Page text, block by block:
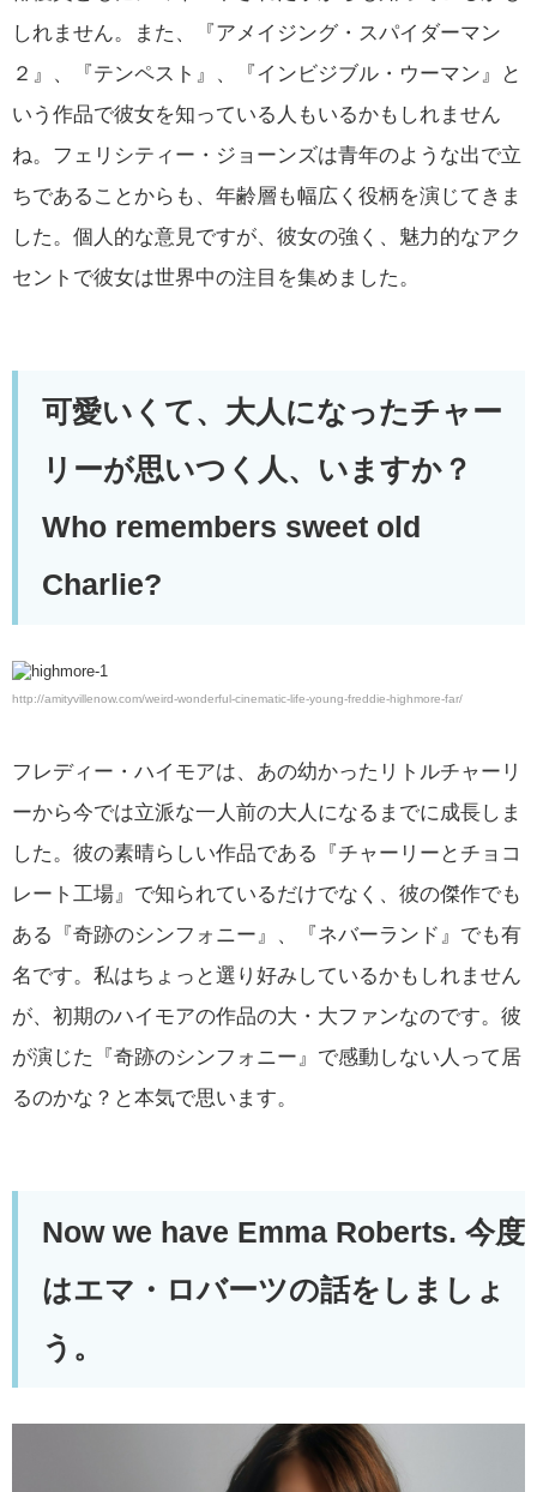
しれません。また、『アメイジング・スパイダーマン
２』、『テンペスト』、『インビジブル・ウーマン』と
いう作品で彼女を知っている人もいるかもしれません
ね。フェリシティー・ジョーンズは青年のような出で立
ちであることからも、年齢層も幅広く役柄を演じてきま
した。個人的な意見ですが、彼女の強く、魅力的なアク
セントで彼女は世界中の注目を集めました。
可愛いくて、大人になったチャー
リーが思いつく人、いますか？
Who remembers sweet old
Charlie?
http://amityvillenow.com/weird-wonderful-cinematic-life-young-freddie-highmore-far/
フレディー・ハイモアは、あの幼かったリトルチャーリ
ーから今では立派な一人前の大人になるまでに成長しま
した。彼の素晴らしい作品である『チャーリーとチョコ
レート工場』で知られているだけでなく、彼の傑作でも
ある『奇跡のシンフォニー』、『ネバーランド』でも有
名です。私はちょっと選り好みしているかもしれません
が、初期のハイモアの作品の大・大ファンなのです。彼
が演じた『奇跡のシンフォニー』で感動しない人って居
るのかな？と本気で思います。
Now we have Emma Roberts. 今度
はエマ・ロバーツの話をしましょ
う。